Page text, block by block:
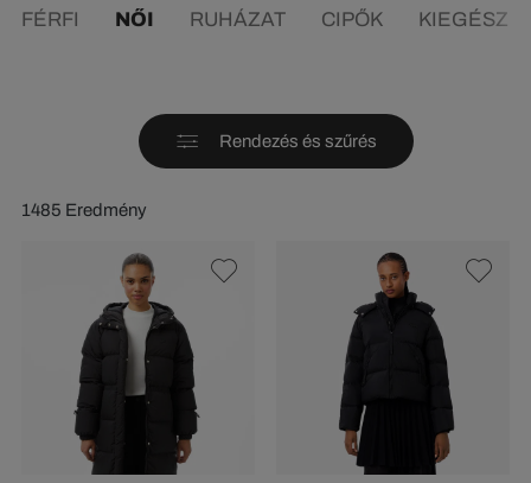
FÉRFI NŐI RUHÁZAT CIPŐK
1485 Eredmény
Rendezés és szűrés